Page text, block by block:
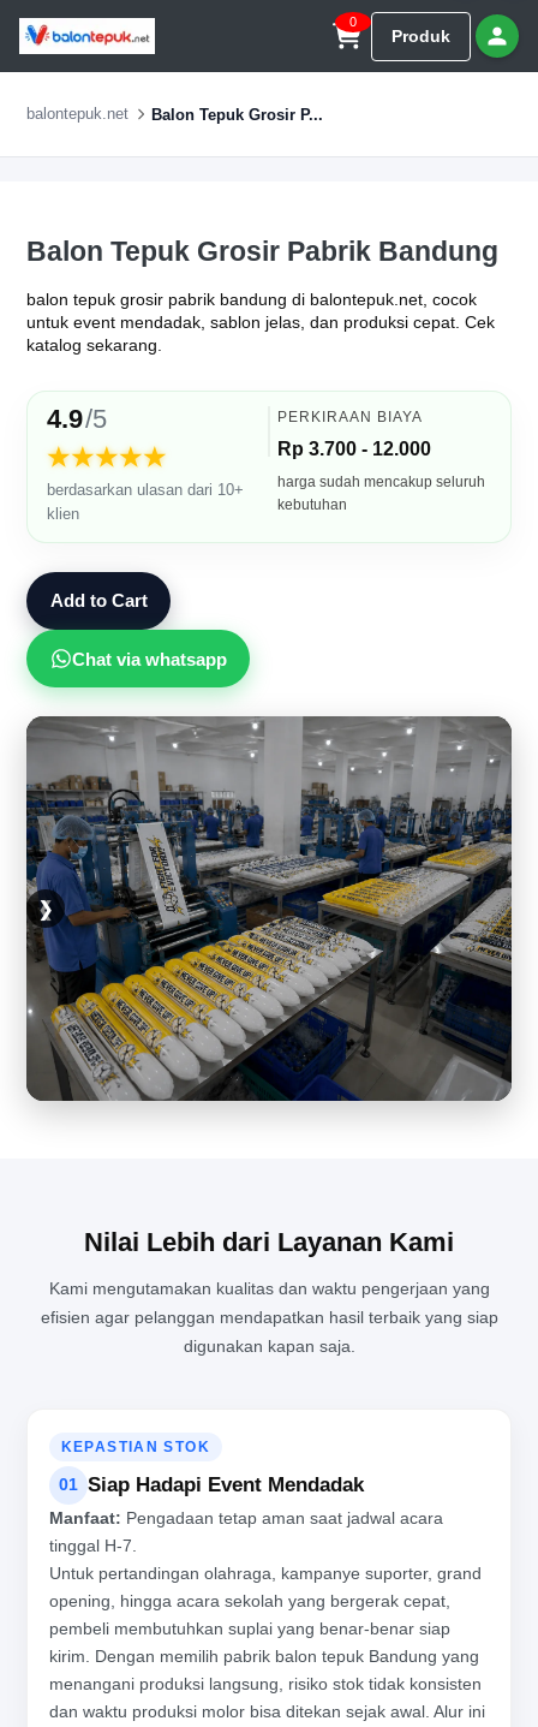
0
Produk
balontepuk.net Balon Tepuk Grosir P...
Balon Tepuk Grosir Pabrik Bandung
balon tepuk grosir pabrik bandung di balontepuk.net, cocok
untuk event mendadak, sablon jelas, dan produksi cepat. Cek
katalog sekarang.
4.9/5
★★★★★
berdasarkan ulasan dari 10+
klien
PERKIRAAN BIAYA
Rp 3.700 - 12.000
harga sudah mencakup seluruh
kebutuhan
Add to Cart
Chat via whatsapp
AKTIVITAS PABRIK YANG PADAT
❮
❯
Nilai Lebih dari Layanan Kami
Kami mengutamakan kualitas dan waktu pengerjaan yang
efisien agar pelanggan mendapatkan hasil terbaik yang siap
digunakan kapan saja.
KEPASTIAN STOK
01 Siap Hadapi Event Mendadak
Manfaat: Pengadaan tetap aman saat jadwal acara
tinggal H-7.
Untuk pertandingan olahraga, kampanye suporter, grand
opening, hingga acara sekolah yang bergerak cepat,
pembeli membutuhkan suplai yang benar-benar siap
kirim. Dengan memilih pabrik balon tepuk Bandung yang
menangani produksi langsung, risiko stok tidak konsisten
dan waktu produksi molor bisa ditekan sejak awal. Alur ini